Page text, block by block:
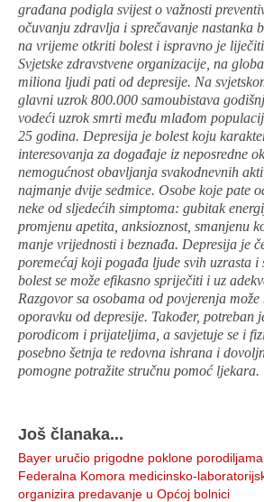
građana podigla svijest o važnosti
očuvanju zdravlja i sprečavanje nastanka
na vrijeme otkriti bolest i ispravno je
Svjetske zdravstvene organizacije, na
miliona ljudi pati od depresije. Na
glavni uzrok 800.000 samoubistava
vodeći uzrok smrti među mlađom
25 godina. Depresija je bolest koju
interesovanja za događaje iz neposredne
nemogućnost obavljanja svakodnevnih
najmanje dvije sedmice. Osobe koje pate
neke od sljedećih simptoma: gubitak
promjenu apetita, anksioznost, smanjenu
manje vrijednosti i beznađa. Depresija je
poremećaj koji pogađa ljude svih uzrasta i
bolest se može efikasno spriječiti i uz
Razgovor sa osobama od povjerenja
oporavku od depresije. Također, potreban
porodicom i prijateljima, a savjetuje se i
posebno šetnja te redovna ishrana i
pomogne potražite stručnu pomoć ljekara.
Još članaka...
Bayer uručio prigodne poklone
Federalna Komora medicinsko-
organizira predavanje u Općoj bolnici